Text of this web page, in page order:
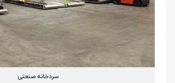
سردخانه صنعتی